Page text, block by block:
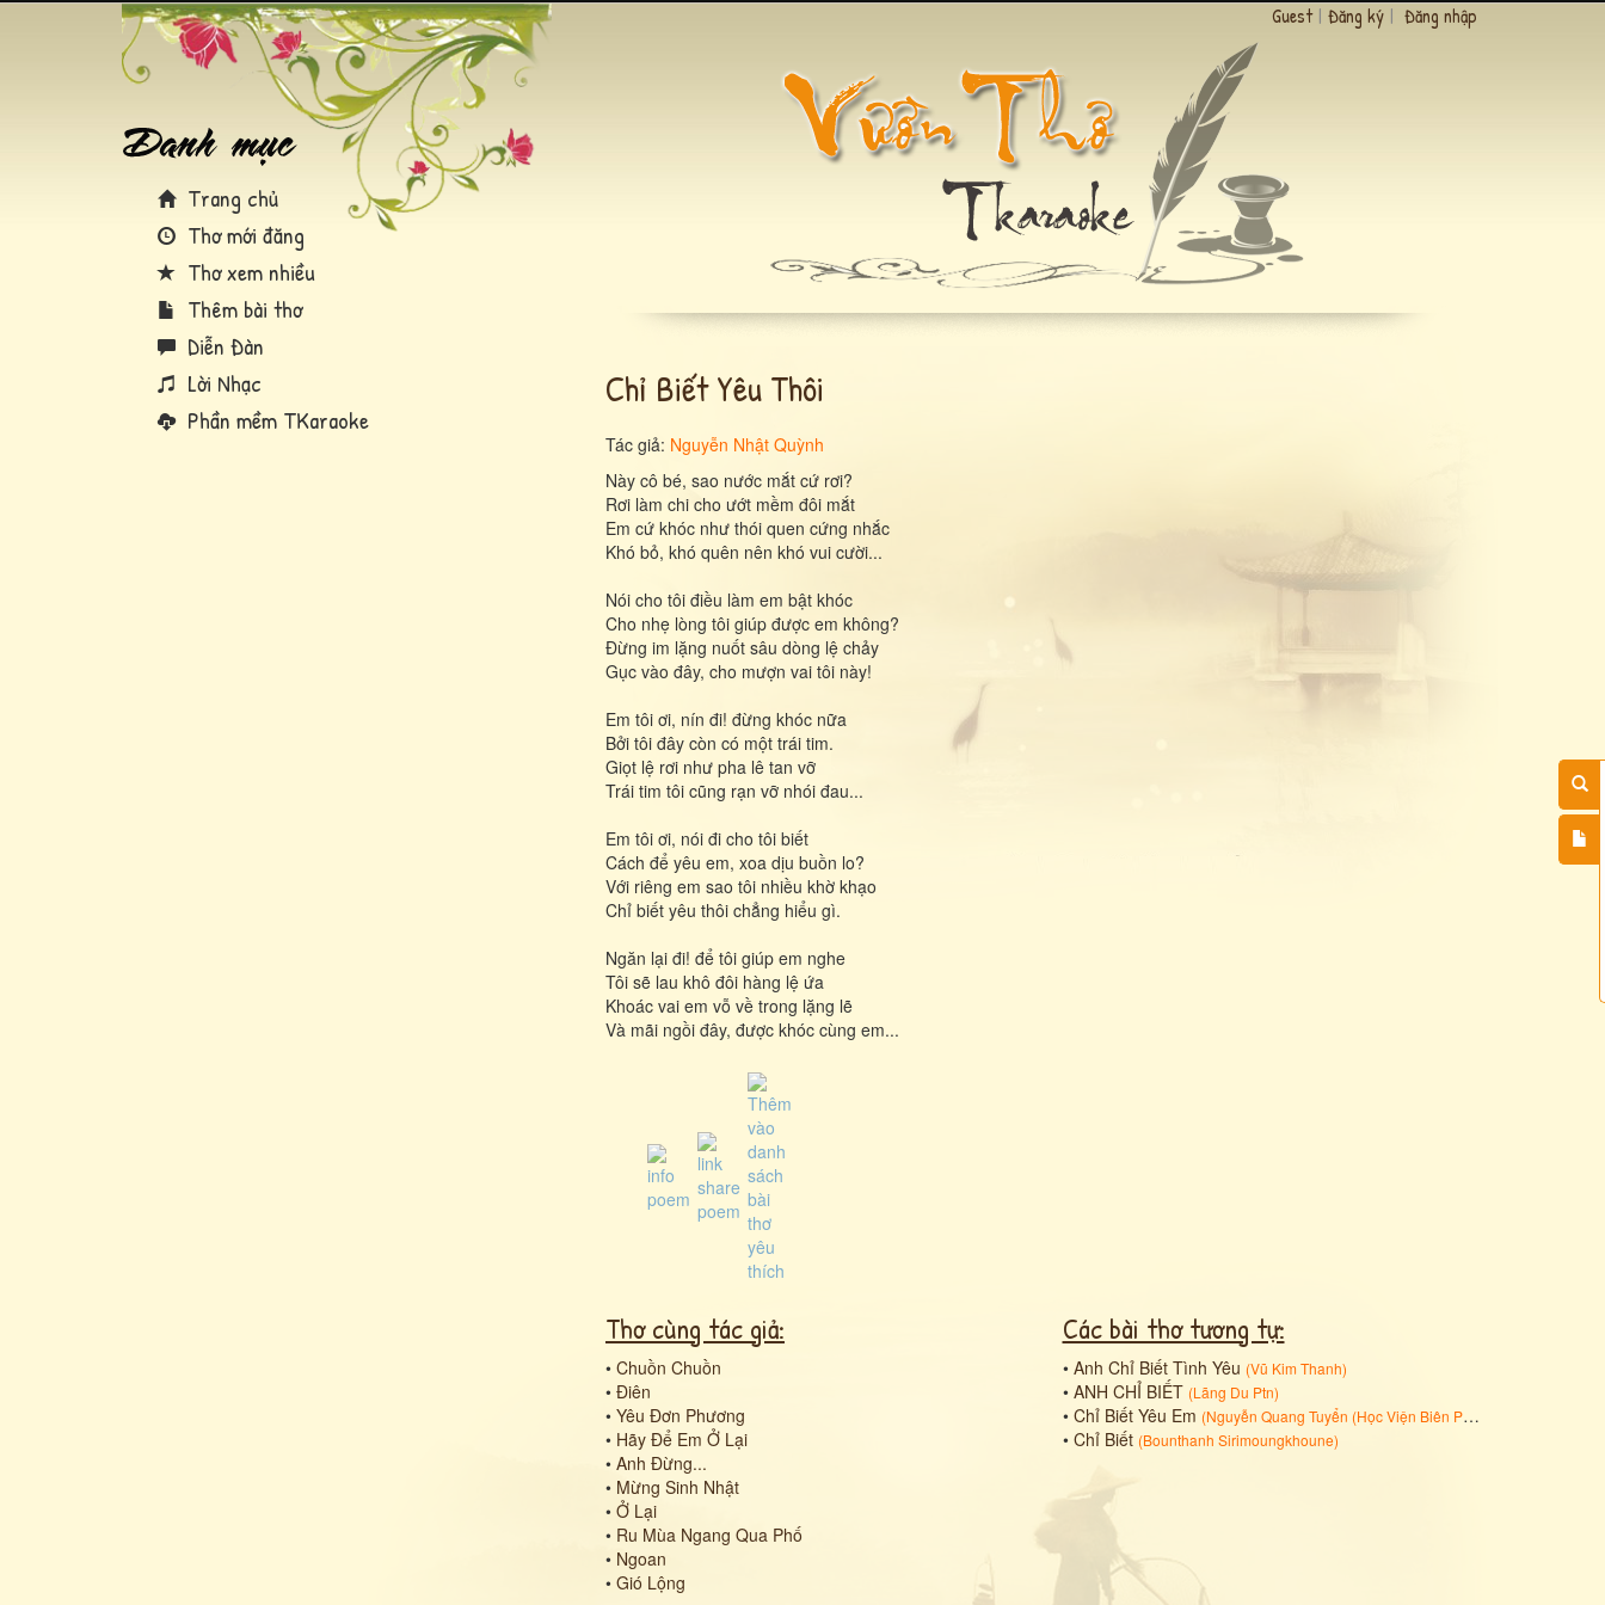
Trang chủ
Thơ mới đăng
Thơ xem nhiều
Thêm bài thơ
Diễn Đàn
Lời Nhạc
Phần mềm TKaraoke
Guest | Đăng ký | Đăng nhập
Chỉ Biết Yêu Thôi
Tác giả: Nguyễn Nhật Quỳnh
Này cô bé, sao nước mắt cứ rơi?
Rơi làm chi cho ướt mềm đôi mắt
Em cứ khóc như thói quen cứng nhắc
Khó bỏ, khó quên nên khó vui cười...
Nói cho tôi điều làm em bật khóc
Cho nhẹ lòng tôi giúp được em không?
Đừng im lặng nuốt sâu dòng lệ chảy
Gục vào đây, cho mượn vai tôi này!
Em tôi ơi, nín đi! đừng khóc nữa
Bởi tôi đây còn có một trái tim.
Giọt lệ rơi như pha lê tan vỡ
Trái tim tôi cũng rạn vỡ nhói đau...
Em tôi ơi, nói đi cho tôi biết
Cách để yêu em, xoa dịu buồn lo?
Với riêng em sao tôi nhiều khờ khạo
Chỉ biết yêu thôi chẳng hiểu gì.
Ngăn lại đi! để tôi giúp em nghe
Tôi sẽ lau khô đôi hàng lệ ứa
Khoác vai em vỗ về trong lặng lẽ
Và mãi ngồi đây, được khóc cùng em...
Thơ cùng tác giả:
• Chuồn Chuồn
• Điên
• Yêu Đơn Phương
• Hãy Để Em Ở Lại
• Anh Đừng...
• Mừng Sinh Nhật
• Ở Lại
• Ru Mùa Ngang Qua Phố
• Ngoan
• Gió Lộng
Các bài thơ tương tự:
• Anh Chỉ Biết Tình Yêu (Vũ Kim Thanh)
• ANH CHỈ BIẾT (Lãng Du Ptn)
• Chỉ Biết Yêu Em (Nguyễn Quang Tuyển (Học Viện Biên Phòng)
• Chỉ Biết (Bounthanh Sirimoungkhoune)